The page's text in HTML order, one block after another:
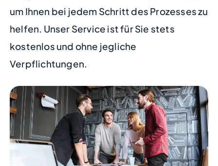
um Ihnen bei jedem Schritt des Prozesses zu
helfen. Unser Service ist für Sie stets
kostenlos und ohne jegliche
Verpflichtungen.